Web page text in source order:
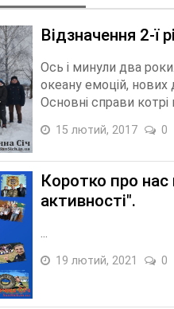
Відзначення 2-ї
Ось і минули два
океану емоцій, нових
Основні справи котрі
15 лютий, 2017 0
Коротко про нас
активності".
...
19 лютий, 2021 0